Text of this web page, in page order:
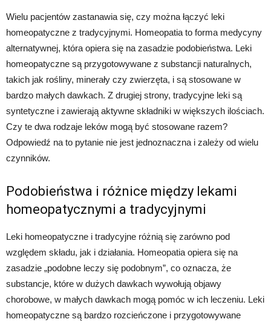
Wielu pacjentów zastanawia się, czy można łączyć leki
homeopatyczne z tradycyjnymi. Homeopatia to forma medycyny
alternatywnej, która opiera się na zasadzie podobieństwa. Leki
homeopatyczne są przygotowywane z substancji naturalnych,
takich jak rośliny, minerały czy zwierzęta, i są stosowane w
bardzo małych dawkach. Z drugiej strony, tradycyjne leki są
syntetyczne i zawierają aktywne składniki w większych ilościach.
Czy te dwa rodzaje leków mogą być stosowane razem?
Odpowiedź na to pytanie nie jest jednoznaczna i zależy od wielu
czynników.
Podobieństwa i różnice między lekami
homeopatycznymi a tradycyjnymi
Leki homeopatyczne i tradycyjne różnią się zarówno pod
względem składu, jak i działania. Homeopatia opiera się na
zasadzie „podobne leczy się podobnym”, co oznacza, że
substancje, które w dużych dawkach wywołują objawy
chorobowe, w małych dawkach mogą pomóc w ich leczeniu. Leki
homeopatyczne są bardzo rozcieńczone i przygotowywane